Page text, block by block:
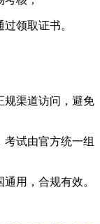
领取证书。
规渠道访问，避免
试由官方统一组
用，合规有效。